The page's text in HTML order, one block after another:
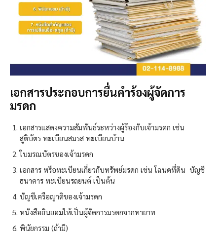
เอกสารประกอบการยื่นคำร้องผู้จัดการ
มรดก
เอกสารแสดงความสัมพันธ์ระหว่างผู้ร้องกับเจ้ามรดก เช่น
สูติบัตร ทะเบียนสมรส ทะเบียนบ้าน
ใบมรณบัตรของเจ้ามรดก
เอกสาร หรือทะเบียนเกี่ยวกับทรัพย์มรดก เช่น โฉนดที่ดิน บัญชี
ธนาคาร ทะเบียนรถยนต์ เป็นต้น
บัญชีเครือญาติของเจ้ามรดก
หนังสือยินยอมให้เป็นผู้จัดการมรดกจากทายาท
พินัยกรรม (ถ้ามี)